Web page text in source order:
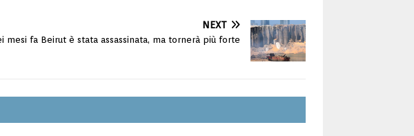
NEXT
mesi fa Beirut è stata assassinata, ma tornerà più forte